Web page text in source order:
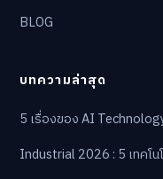
BLOG
บทความล่าสุด
5 เรื่องของ AI
Industrial 2026 : 5 เทคโ